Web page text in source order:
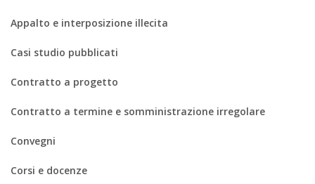
Appalto e interposizione illecita
Casi studio pubblicati
Contratto a progetto
Contratto a termine e somministrazione irregolare
Convegni
Corsi e docenze